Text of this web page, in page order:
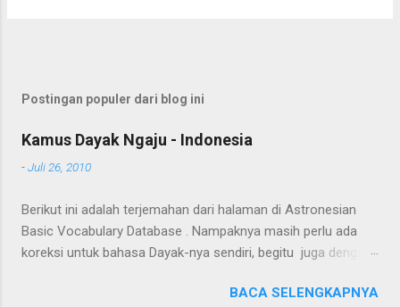
akan dipegang harus dibersihkan terlebih dahulu. Setelah
Postingan populer dari blog ini
Kamus Dayak Ngaju - Indonesia
-Juli 26, 2010
Berikut ini adalah terjemahan dari halaman di Astronesian
Basic Vocabulary Database . Nampaknya masih perlu ada
koreksi untuk bahasa Dayak-nya sendiri, begitu juga dengan
Translate . Koreksi bahasa dibantu oleh Dra. Hernawaty,
BACA SELENGKAPNYA